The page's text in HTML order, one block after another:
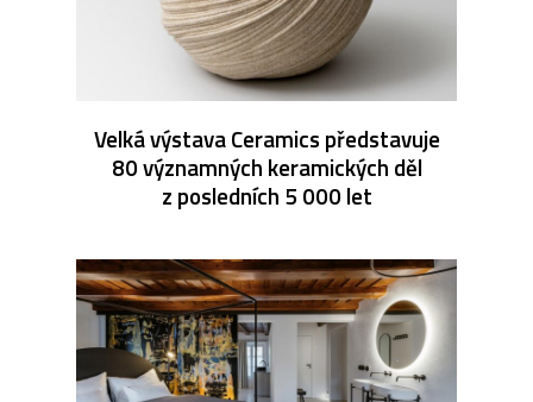
Velká výstava Ceramics představuje
80 významných keramických děl
z posledních 5 000 let